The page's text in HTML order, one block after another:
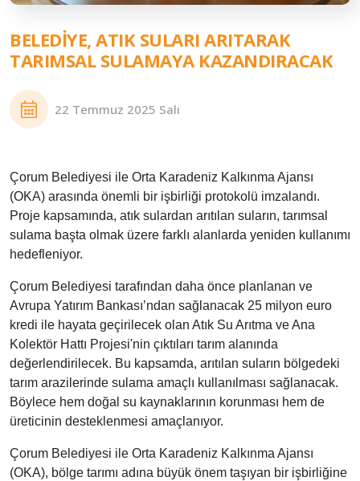
BELEDIYE, ATIK SULARI ARITARAK
TARIMSAL SULAMAYA KAZANDIRACAK
22 Temmuz 2025 Salı
Çorum Belediyesi ile Orta Karadeniz Kalkınma Ajansı
(OKA) arasında önemli bir işbirliği protokolü imzalandı.
Proje kapsamında, atık sulardan arıtılan suların, tarımsal
sulama başta olmak üzere farklı alanlarda yeniden kullanımı
hedefleniyor.
Çorum Belediyesi tarafından daha önce planlanan ve
Avrupa Yatırım Bankası’ndan sağlanacak 25 milyon euro
kredi ile hayata geçirilecek olan Atık Su Arıtma ve Ana
Kolektör Hattı Projesi'nin çıktıları tarım alanında
değerlendirilecek. Bu kapsamda, arıtılan suların bölgedeki
tarım arazilerinde sulama amaçlı kullanılması sağlanacak.
Böylece hem doğal su kaynaklarının korunması hem de
üreticinin desteklenmesi amaçlanıyor.
Çorum Belediyesi ile Orta Karadeniz Kalkınma Ajansı
(OKA), bölge tarımı adına büyük önem taşıyan bir işbirliğine